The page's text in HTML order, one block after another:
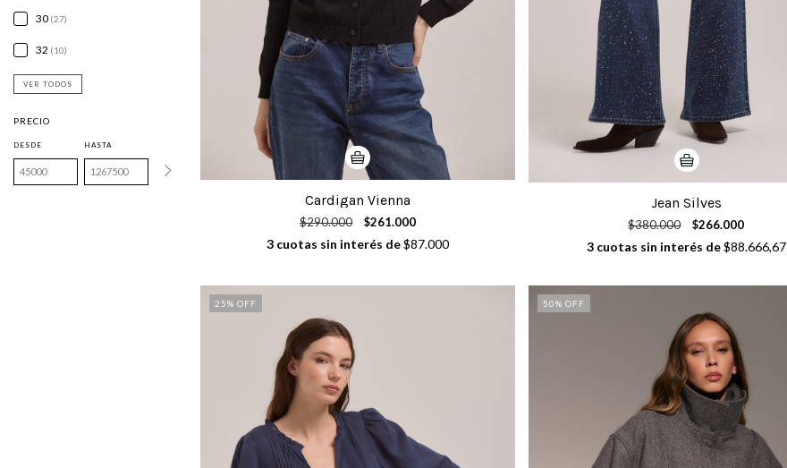
30 (27)
32 (10)
VER TODOS
PRECIO
DESDE HASTA
Cardigan Vienna
$290.000 $261.000
3 cuotas sin interés de$87.000
Jean Silves
$380.000 $266.000
3 cuotas sin interés de$88.666,67
25% OFF 50% OFF